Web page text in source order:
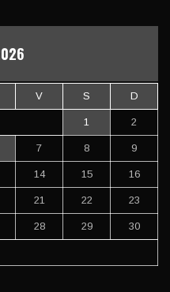
V S D
1 2
7 8 9
14 15 16
21 22 23
28 29 30